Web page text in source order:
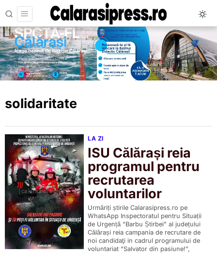
solidaritate
LA ZI
ISU Călărași reia
programul pentru
recrutarea
voluntarilor
Urmăriți știrile Calarasipress.ro pe
WhatsApp Inspectoratul pentru Situații
de Urgență “Barbu Știrbei” al județului
Călărași reia campania de recrutare de
noi candidaţi in cadrul programului de
voluntariat “Salvator din pasiune!”,